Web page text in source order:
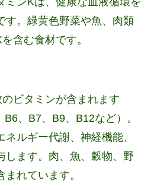
す。緑黄色野菜や魚、肉類
含む食材です。
ビタミンが含まれます
B6、B7、B9、B12など）。
ルギー代謝、神経機能、
します。肉、魚、穀物、野
れています。